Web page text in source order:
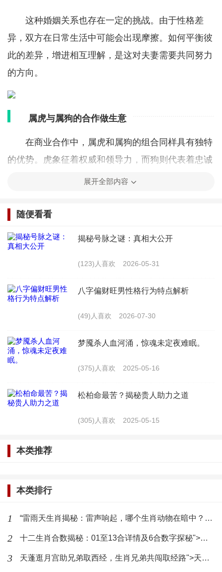
这种婚姻关系也存在一定的挑战。由于性格差
异，双方在日常生活中可能会出现摩擦。如何平衡彼
此的差异，增进相互理解，是这对夫妻需要共同努力
的方向。
属虎与属狗的合作做生意
在商业合作中，属虎和属狗的组合同样具有独特
的优势。虎象征着权威和领导力，而狗则代表着忠诚
和执行力。这种结合使得双方在合作中能够发挥各自
属虎的领导力和决策能力能够为团队提供明确的
方向。虎人通常具有强烈的责任心和使命感，能够在
狗人勤奋、务实，对工作充满热情，能够在虎人的领
导下，全力以赴地完成各项任务。
属虎和属狗的合作也存在一些潜在的问题。虎人
可能会因为过于自信而忽略团队成员的意见，而狗人
题，双方需要在合作过程中保持良好的沟通，尊重彼
议：
1. 了解自己的生肖属性：通过了解自己的生肖属
性，可以更好地认识自己的性格特点、优势和劣势，
从而在工作和生活中更好地发挥自己的潜力。
展开全部内容
随便看看
揭秘号脉之谜：真相大公开
(123)人喜欢 2026-05-31
八字偏财旺男性格行为特点解析
(49)人喜欢 2026-07-30
梦魇杀人血河涌，惊魂未定夜难眠。
(375)人喜欢 2025-05-16
松柏命最苦？揭秘贵人助力之道
(305)人喜欢 2025-05-15
本类推荐
本类排行
1 “雷雨天生肖揭秘：雷声响起，哪个生肖动物在暗中？”">“雷雨天生肖揭秘：雷声响起，哪个生肖动物在暗中？”
2 十二生肖合数揭秘：01至13合详情及6合数字探秘">十二生肖合数揭秘：01至13合详情及6合数字探秘
3 天蓬逛月宫助兄弟取西经，生肖兄弟共闯取经路">天蓬逛月宫助兄弟取西经，生肖兄弟共闯取经路